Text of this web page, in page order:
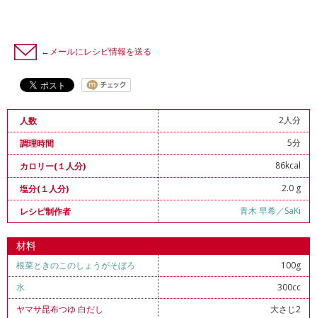
←メールにレシピ情報を送る
人数
2人分
調理時間
5分
カロリー(１人分)
86kcal
塩分(１人分)
2.0 g
レシピ制作者
青木 早希／SaKi
材料
根菜ときのこのしょうがそぼろ
100g
水
300cc
ヤマサ昆布つゆ 白だし
大さじ2